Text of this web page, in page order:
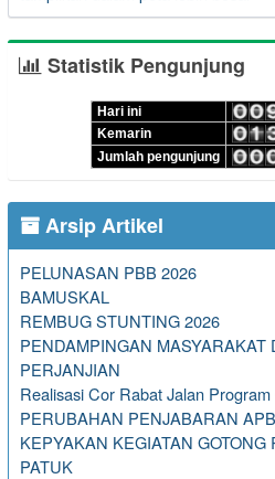
Statistik Pengunjung
Hari ini
Kemarin
Jumlah pengunjung
Arsip Artikel
PELUNASAN PBB 2026
BAMUSKAL
REMBUG STUNTING 2026
PENDAMPINGAN MASYARAKAT
PERJANJIAN
Realisasi Cor Rabat Jalan
PERUBAHAN PENJABARAN
KEPYAKAN KEGIATAN GOTONG
PATUK